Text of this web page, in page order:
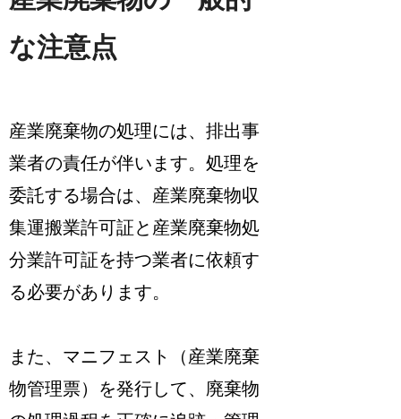
な注意点
産業廃棄物の処理には、排出事
業者の責任が伴います。処理を
委託する場合は、産業廃棄物収
集運搬業許可証と産業廃棄物処
分業許可証を持つ業者に依頼す
る必要があります。
また、マニフェスト（産業廃棄
物管理票）を発行して、廃棄物